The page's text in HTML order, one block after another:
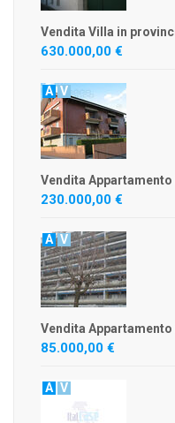
Vendita Villa in
630.000,00 €
A V
Vendita
230.000,00 €
A V
Vendita Appartamento
85.000,00 €
A V